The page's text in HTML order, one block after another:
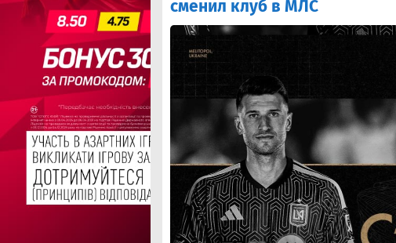
сменил клуб в МЛС